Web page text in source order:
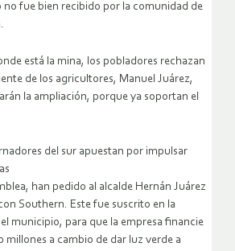
no fue bien recibido por la comunidad de
está la mina, los pobladores rechazan
de los agricultores, Manuel Juárez,
la ampliación, porque ya soportan el
del sur apuestan por impulsar
han pedido al alcalde Hernán Juárez
Southern. Este fue suscrito en la
municipio, para que la empresa financie
millones a cambio de dar luz verde a